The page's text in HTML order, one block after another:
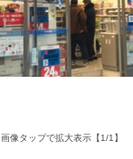
画像タップで拡大表示【1/1】